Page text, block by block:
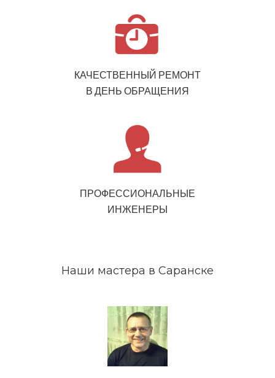
КАЧЕСТВЕННЫЙ РЕМОНТ
В ДЕНЬ ОБРАЩЕНИЯ
ПРОФЕССИОНАЛЬНЫЕ
ИНЖЕНЕРЫ
Наши мастера в Саранске